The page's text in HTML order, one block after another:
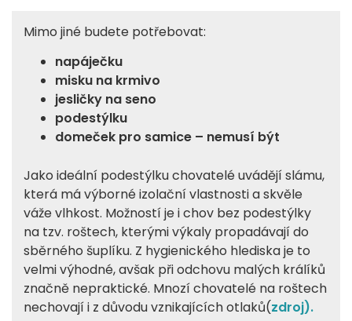
Mimo jiné budete potřebovat:
napáječku
misku na krmivo
jesličky na seno
podestýlku
domeček pro samice – nemusí být
Jako ideální podestýlku chovatelé uvádějí slámu,
která má výborné izolační vlastnosti a skvěle
váže vlhkost. Možností je i chov bez podestýlky
na tzv. roštech, kterými výkaly propadávají do
sběrného šuplíku. Z hygienického hlediska je to
velmi výhodné, avšak při odchovu malých králíků
značně nepraktické. Mnozí chovatelé na roštech
nechovají i z důvodu vznikajících otlaků(zdroj).